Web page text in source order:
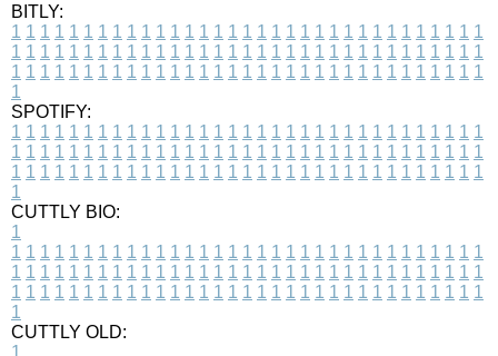
BITLY:
1 1 1 1 1 1 1 1 1 1 1 1 1 1 1 1 1 1 1 1 1 1 1 1 1 1 1 1 1 1 1 1 1
1 1 1 1 1 1 1 1 1 1 1 1 1 1 1 1 1 1 1 1 1 1 1 1 1 1 1 1 1 1 1 1 1
1 1 1 1 1 1 1 1 1 1 1 1 1 1 1 1 1 1 1 1 1 1 1 1 1 1 1 1 1 1 1 1 1
1
SPOTIFY:
1 1 1 1 1 1 1 1 1 1 1 1 1 1 1 1 1 1 1 1 1 1 1 1 1 1 1 1 1 1 1 1 1
1 1 1 1 1 1 1 1 1 1 1 1 1 1 1 1 1 1 1 1 1 1 1 1 1 1 1 1 1 1 1 1 1
1 1 1 1 1 1 1 1 1 1 1 1 1 1 1 1 1 1 1 1 1 1 1 1 1 1 1 1 1 1 1 1 1
1
CUTTLY BIO:
1
1 1 1 1 1 1 1 1 1 1 1 1 1 1 1 1 1 1 1 1 1 1 1 1 1 1 1 1 1 1 1 1 1
1 1 1 1 1 1 1 1 1 1 1 1 1 1 1 1 1 1 1 1 1 1 1 1 1 1 1 1 1 1 1 1 1
1 1 1 1 1 1 1 1 1 1 1 1 1 1 1 1 1 1 1 1 1 1 1 1 1 1 1 1 1 1 1 1 1
1
CUTTLY OLD:
1